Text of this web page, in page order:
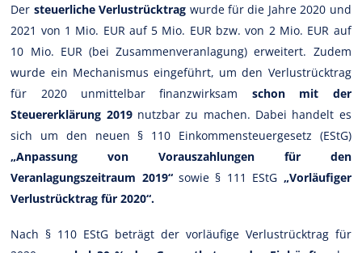
Der steuerliche Verlustrücktrag wurde für die Jahre 2020 und
2021 von 1 Mio. EUR auf 5 Mio. EUR bzw. von 2 Mio. EUR auf
10 Mio. EUR (bei Zusammenveranlagung) erweitert. Zudem
wurde ein Mechanismus eingeführt, um den Verlustrücktrag
für 2020 unmittelbar finanzwirksam schon mit der
Steuererklärung 2019 nutzbar zu machen. Dabei handelt es
sich um den neuen § 110 Einkommensteuergesetz (EStG)
„Anpassung von Vorauszahlungen für den
Veranlagungszeitraum 2019“sowie § 111 EStG „Vorläufiger
Verlustrücktrag für 2020“.
Nach § 110 EStG beträgt der vorläufige Verlustrücktrag für